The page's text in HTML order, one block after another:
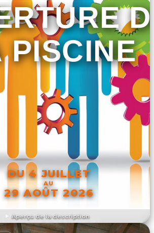
Aperçu de la description
PISCINE
DU 4 JUILLET
AU
29 AOÛT 2026
DÉCOUVRIR L'ÉVÉNEMENT